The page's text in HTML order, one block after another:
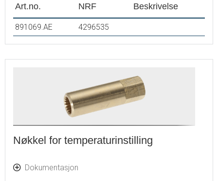
Art.no. NRF Beskrivelse
891069.AE 4296535
Nøkkel for temperaturinstilling
Dokumentasjon